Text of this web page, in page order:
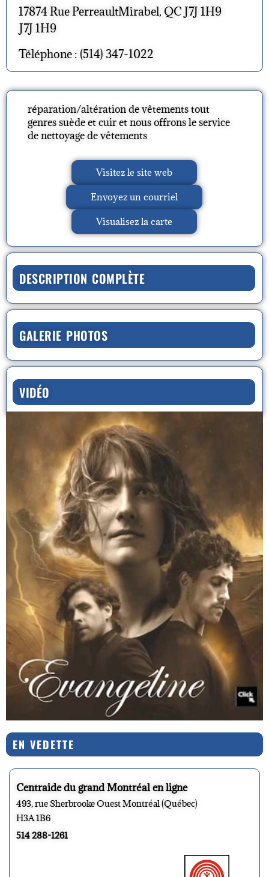
17874 Rue PerreaultMirabel, QC J7J 1H9
J7J 1H9
Téléphone : (514) 347-1022
réparation/altération de vêtements tout
genres suède et cuir et nous offrons le service
de nettoyage de vêtements
Visitez le site web
Envoyez un courriel
Visualisez la carte
DESCRIPTION COMPLÈTE
GALERIE PHOTOS
VIDÉO
EN VEDETTE
Centraide du grand Montréal en ligne
493, rue Sherbrooke Ouest Montréal (Québec)
H3A 1B6
514 288-1261